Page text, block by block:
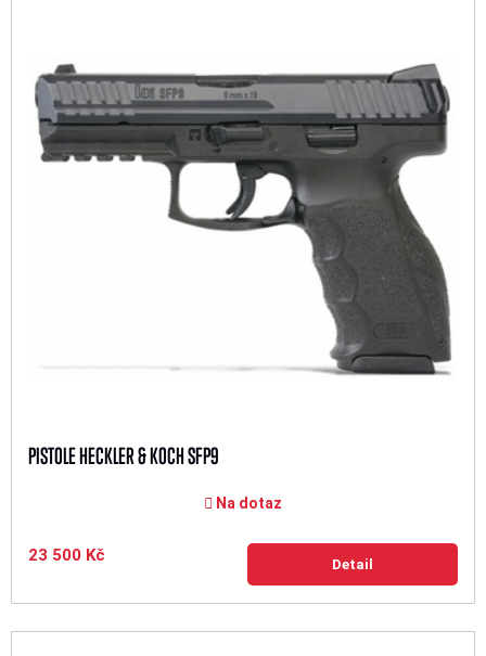
PISTOLE HECKLER & KOCH SFP9
Na dotaz
23 500 Kč Detail